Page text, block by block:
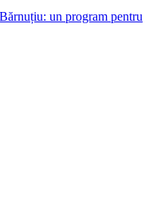
un program pentru